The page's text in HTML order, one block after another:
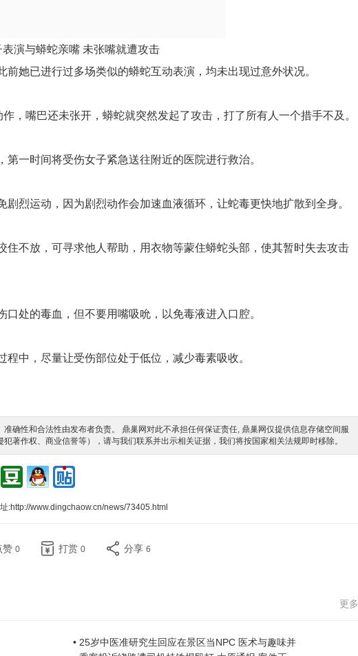
表演与蟒蛇亲嘴 未张嘴就遭攻击
她已进行过多场类似的蟒蛇互动表演，均未出现过意外状况。
，嘴巴还未张开，蟒蛇就突然发起了攻击，打了所有人一个措手不及。
一时间将受伤女子紧急送往附近的医院进行救治。
烈运动，因为剧烈动作会加速血液循环，让蛇毒更快地扩散到全身。
住不放，可寻求他人帮助，用衣物等蒙住蟒蛇头部，使其暂时失去攻击
处的毒血，但不要用嘴吸吮，以免毒液进入口腔。
中，尽量让受伤部位处于低位，减少毒素吸收。
确性和合法性由发布者负责。 鼎巢网对此不承担任何保证责任, 鼎巢网仅提供信息存储空间服
著作权、商业信誉等），请与我们联系并出示相关证据，我们将按国家相关法规即时移除。
:http://www.dingchaow.cn/news/73405.html
赞 0 打赏 0 分享 6
更多
• 25岁中医准研究生回应在景区当NPC 医术与趣味并